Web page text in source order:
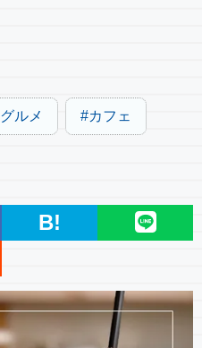
グルメ カフェ
B!